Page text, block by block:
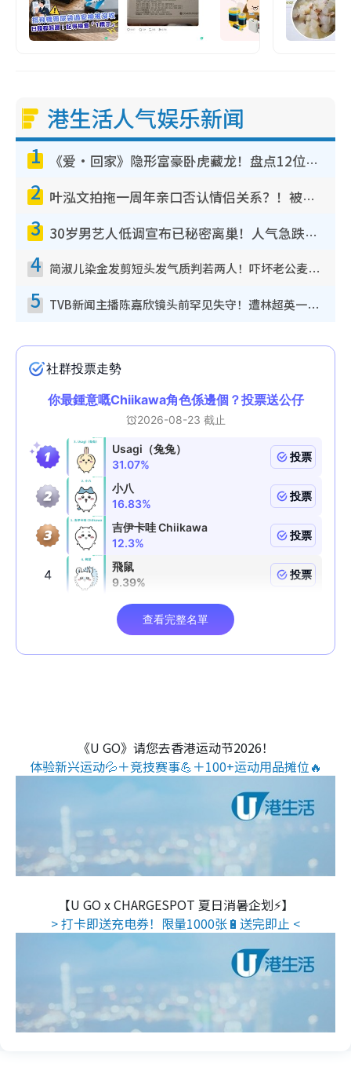
港生活人气娱乐新闻
1 《爱·回家》隐形富豪卧虎藏龙！盘点12位财气逼人的有钱艺人：这位美女3亿身家不愁做
2 叶泓文拍拖一周年亲口否认情侣关系？！被质疑感情造假竟称GM“普通同事”
3 30岁男艺人低调宣布已秘密离巢！人气急跌变失踪人口：“这几年过得并不容易”
4 简淑儿染金发剪短头发气质判若两人！吓坏老公麦大力都认不出：“你做什么？”
5 TVB新闻主播陈嘉欣镜头前罕见失守！遭林超英一句话突袭吓坏当场大笑
《U GO》请您去香港运动节2026！
体验新兴运动💦＋竞技赛事💪＋100+运动用品摊位🔥
【U GO x CHARGESPOT 夏日消暑企划⚡】
> 打卡即送充电券！限量1000张🔋送完即止 <